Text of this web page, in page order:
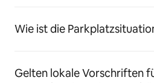
Wie ist die
Gelten lokale Vorschriften